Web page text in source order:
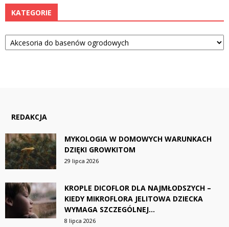
KATEGORIE
Kategorie
REDAKCJA
MYKOLOGIA W DOMOWYCH WARUNKACH
DZIĘKI GROWKITOM
29 lipca 2026
KROPLE DICOFLOR DLA NAJMŁODSZYCH –
KIEDY MIKROFLORA JELITOWA DZIECKA
WYMAGA SZCZEGÓLNEJ...
8 lipca 2026